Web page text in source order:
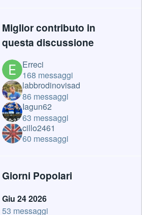
Miglior contributo in
questa discussione
Erreci
168 messaggi
labbrodinovisad
86 messaggi
Iagun62
63 messaggi
cillo2461
60 messaggi
Giorni Popolari
Giu 24 2026
53 messaggi